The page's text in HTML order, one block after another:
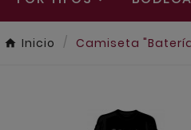
Inicio Camiseta